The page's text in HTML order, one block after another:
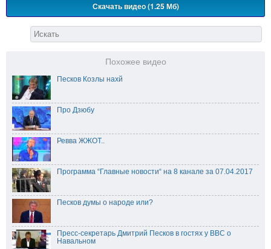
Скачать видео (1.25 Мб)
Похожее видео
Песков Козлы нахй
Про Дзюбу
Ревва ЖЖОТ..
Программа “Главные новости“ на 8 канале за 07.04.2017
Песков думы о народе или?
Пресс-секретарь Дмитрий Песков в гостях у BBC о
Навальном